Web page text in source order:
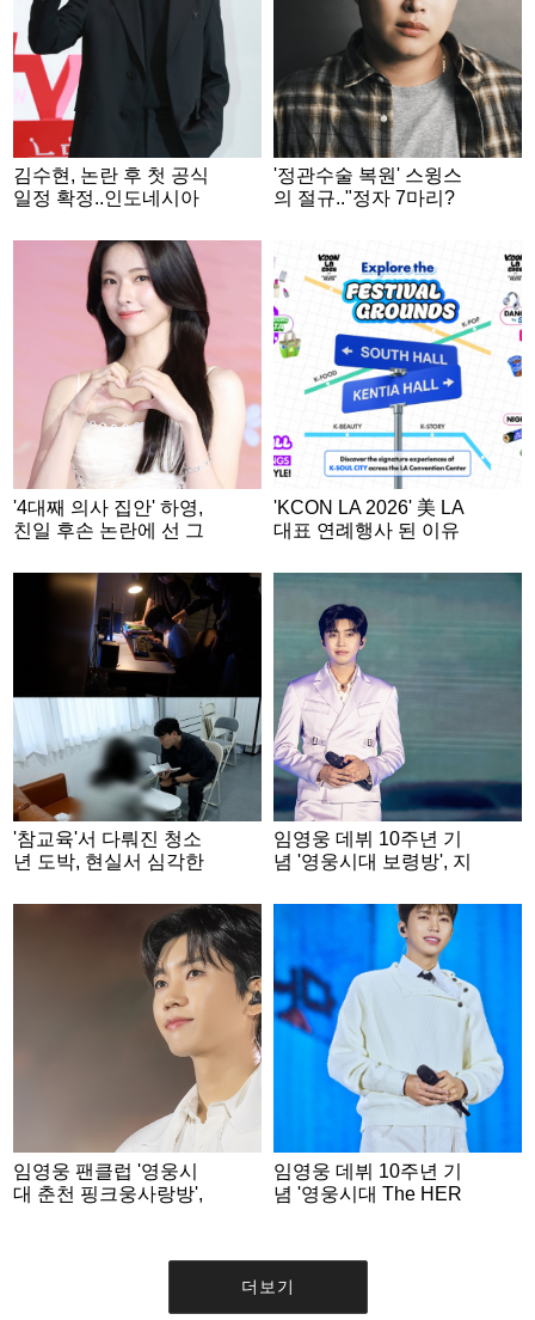
김수현, 논란 후 첫 공식
일정 확정..인도네시아
'정관수술 복원' 스윙스
의 절규.."정자 7마리?
'4대째 의사 집안' 하영,
친일 후손 논란에 선 그
지만..의혹 사실무근"
[공식]
'KCON LA 2026' 美 LA
대표 연례행사 된 이유
'참교육'서 다뤄진 청소
년 도박, 현실서 심각한
도 [PD수첩]
임영웅 데뷔 10주년 기
념 '영웅시대 보령방', 지
금..선한 영향력 실천
임영웅 팬클럽 '영웅시
대 춘천 핑크웅사랑방',
임영웅 데뷔 10주년 기
념 '영웅시대 The HER
더보기